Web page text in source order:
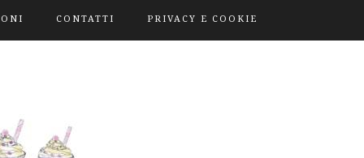
CONTATTI PRIVACY E COOKIE